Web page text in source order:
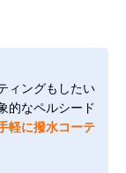
ィングもしたい
的なペルシード
軽に撥水コーテ